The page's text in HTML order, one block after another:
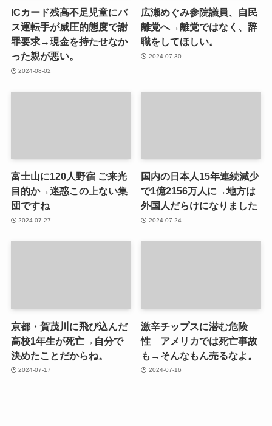
ICカード残高不足児童にバ
ス運転手が威圧的態度で謝
罪要求→現金を持たせなか
った親が悪い。
2024-08-02
広瀬めぐみ参院議員、自民
離党へ→離党ではなく、辞
職をしてほしい。
2024-07-30
富士山に120人野宿 ご来光
目的か→迷惑この上ない集
団ですね
2024-07-27
国内の日本人15年連続減少
で1億2156万人に→地方は
外国人だらけになりました
2024-07-24
京都・賀茂川に飛び込んだ
高校1年生が死亡→自分で
決めたことだからね。
2024-07-17
激辛チップスに潜む危険
性 アメリカでは死亡事故
も→そんなもん売るなよ。
2024-07-16